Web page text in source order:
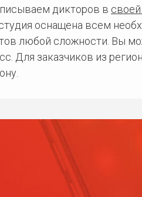
дикторов в
оснащена всем
любой сложности. Вы
Для заказчиков из